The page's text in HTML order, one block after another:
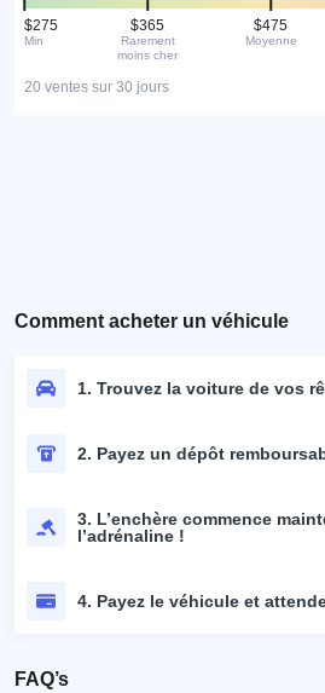
$275
Min
$365
Rarement
moins cher
$475
Moyenne
20 ventes sur 30 jours
Comment acheter un véhicule
1. Trouvez la voiture de vos
2. Payez un dépôt
3. L’enchère commence
l’adrénaline !
4. Payez le véhicule et
FAQ’s